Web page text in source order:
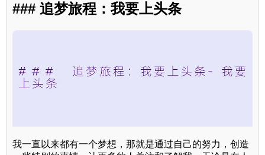
### 追梦旅程：我要上头条
我一直以来都有一个梦想，那就是通过自己的努力，创造